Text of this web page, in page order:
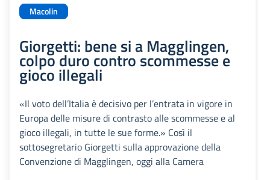
Macolin
Giorgetti: bene si a Magglingen,
colpo duro contro scommesse e
gioco illegali
«Il voto dell’Italia è decisivo per l’entrata in vigore in
Europa delle misure di contrasto alle scommesse e al
gioco illegali, in tutte le sue forme.» Così il
sottosegretario Giorgetti sulla approvazione della
Convenzione di Magglingen, oggi alla Camera